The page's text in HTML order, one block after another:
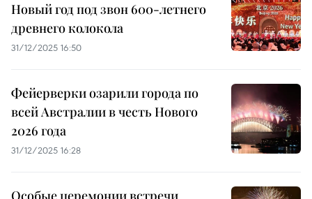
Новый год под звон 600-летнего
древнего колокола
31/12/2025 16:50
Фейерверки озарили города по
всей Австралии в честь Нового
2026 года
31/12/2025 16:28
Особые церемонии встречи